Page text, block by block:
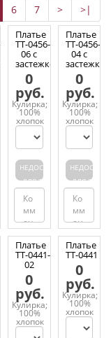
6 7 > >|
Платье
ТТ-0456-
06 с
застежкой
0
руб.
Кулирка;
100%
хлопок
НЕДОСТУПЕН
ДЛЯ ЗАКАЗА
Платье
ТТ-0456-
04 с
застежкой
0
руб.
Кулирка;
100%
хлопок
ДЛЯ
Платье
ТТ-0441-
02
0
руб.
Кулирка;
100%
хлопок
Платье
ТТ-0441
0
руб.
Кулирка;
100%
хлопок